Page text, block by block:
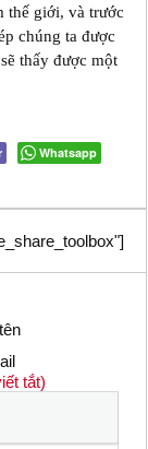
thế giới, và trước
chúng ta được
thấy được một
Whatsapp
tắt)